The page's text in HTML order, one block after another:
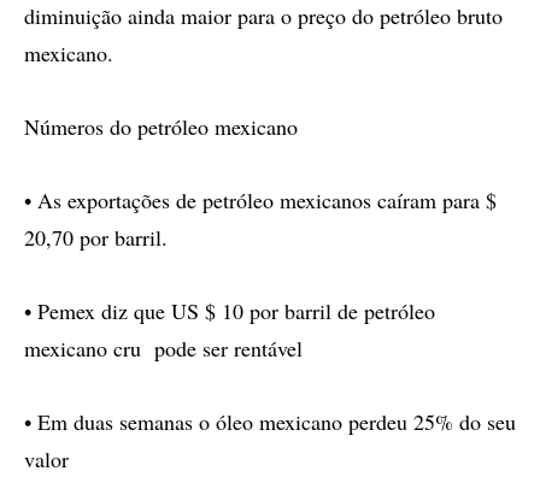
diminuição ainda maior para o preço do petróleo bruto
mexicano.
Números do petróleo mexicano
• As exportações de petróleo mexicanos caíram para $
20,70 por barril.
• Pemex diz que US $ 10 por barril de petróleo
mexicano cru pode ser rentável
• Em duas semanas o óleo mexicano perdeu 25% do seu
valor